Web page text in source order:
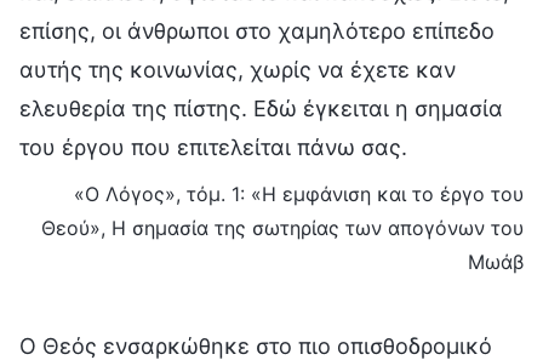
επίσης, οι άνθρωποι στο χαμηλότερο επίπεδο
αυτής της κοινωνίας, χωρίς να έχετε καν
ελευθερία της πίστης. Εδώ έγκειται η σημασία
του έργου που επιτελείται πάνω σας.
«Ο Λόγος», τόμ. 1: «Η εμφάνιση και το έργο του
Θεού», Η σημασία της σωτηρίας των απογόνων του
Μωάβ
Ο Θεός ενσαρκώθηκε στο πιο οπισθοδρομικό